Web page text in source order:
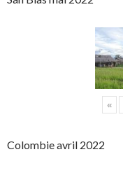
«
Colombie avril 2022